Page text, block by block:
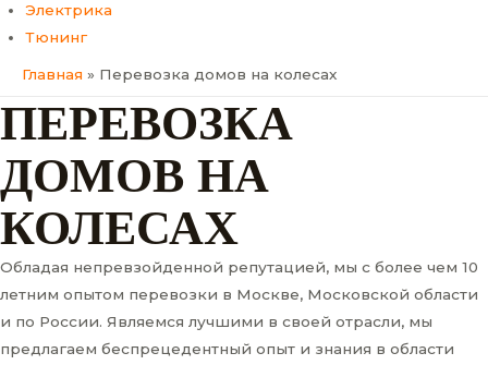
Электрика
Тюнинг
Главная Перевозка домов на колесах
ПЕРЕВОЗКА
ДОМОВ НА
КОЛЕСАХ
Обладая непревзойденной репутацией, мы с более чем 10
летним опытом перевозки в Москве, Московской области
и по России. Являемся лучшими в своей отрасли, мы
предлагаем беспрецедентный опыт и знания в области